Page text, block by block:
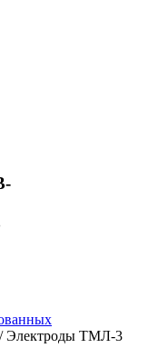
/ Электроды ТМЛ-3